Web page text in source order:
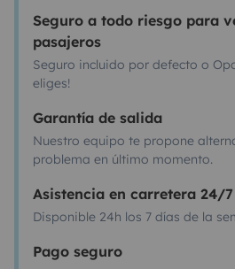
Seguro a todo riesgo para
pasajeros
Seguro incluido por defecto o
eliges!
Garantía de salida
Nuestro equipo te propone
problema en último momento.
Asistencia en carretera 24/7
Disponible 24h los 7 días de la
Pago seguro